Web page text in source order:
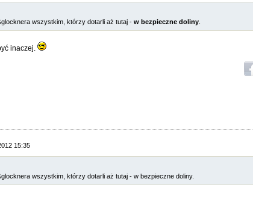
wszystkim, którzy dotarli aż tutaj -w bezpieczne doliny
inaczej.
15:35
wszystkim, którzy dotarli aż tutaj - w bezpieczne doliny.